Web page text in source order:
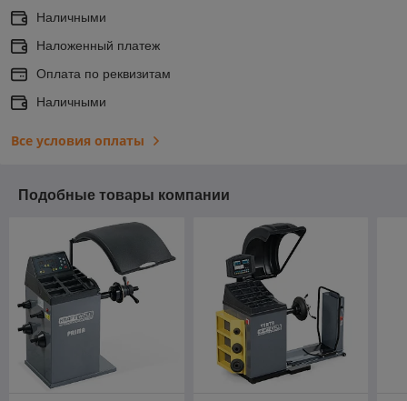
Наличными
Наложенный платеж
Оплата по реквизитам
Наличными
Все условия оплаты
Подобные товары компании